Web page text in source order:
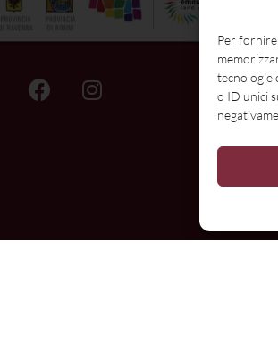
Per fornire
tecnologie
o ID unici